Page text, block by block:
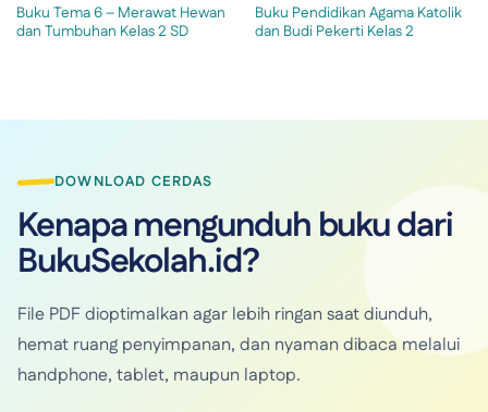
Buku Tema 6 – Merawat Hewan
dan Tumbuhan Kelas 2 SD
Buku Pendidikan Agama Katolik
dan Budi Pekerti Kelas 2
DOWNLOAD CERDAS
Kenapa mengunduh buku dari
BukuSekolah.id?
File PDF dioptimalkan agar lebih ringan saat diunduh,
hemat ruang penyimpanan, dan nyaman dibaca melalui
handphone, tablet, maupun laptop.